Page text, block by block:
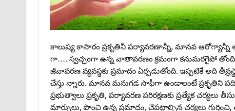
కాలుష్య కాసారం ప్రకృతినీ పర్యావరణాన్నీ, మానవ ఆరోగ్యాన్నీ
గా…. స్వచ్ఛంగా ఉన్న వాతావరణం క్రమంగా కనుమరగైపో
జీవావరణ వ్యవస్థకు ప్రమాదం ఏర్పడుతోంది. ఇప్పటికే అది
చేస్తు న్నారు. మానవ మనుగడ సాఫీగా ఉండాలంటే ప్రకృతిని
ప్రభుత్వాలు ప్రకృతి, పర్యావరణ పరిరక్షణకు ప్రత్యేక
మార్పులు, పొంచి ఉన్న ప్రమాదం, చేపట్టాల్సిన చర్యలు గుర్తించి,